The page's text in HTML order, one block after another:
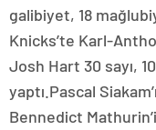
galibiyet, 18
Knicks’te Karl-
Josh Hart 30 sayı,
yaptı.Pascal
Bennedict